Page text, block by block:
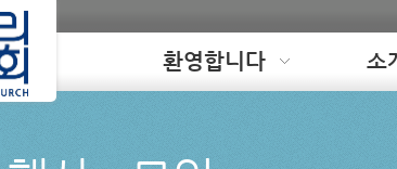
Loading 환영합니다 소